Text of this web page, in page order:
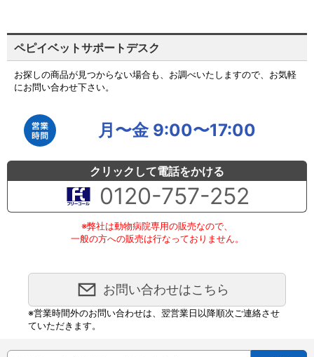
ペピイベットサポートデスク
お探しの商品が見つからない場合も、お調べいたしますので、お気軽
にお問い合わせ下さい。
月〜金 9:00〜17:00
クリックして電話をかける
0120-757-252
※弊社は動物病院専用の販売なので、
一般の方への販売は行なっておりません。
お問い合わせはこちら
※営業時間外のお問い合わせは、翌営業日以降順次ご連絡させ
ていただきます。